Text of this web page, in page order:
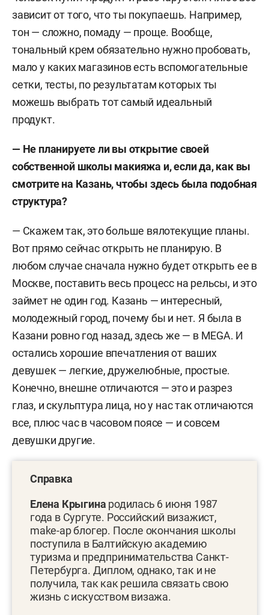
зависит от того, что ты покупаешь. Например,
тон — сложно, помаду — проще. Вообще,
тональный крем обязательно нужно пробовать,
мало у каких магазинов есть вспомогательные
сетки, тесты, по результатам которых ты
можешь выбрать тот самый идеальный
продукт.
— Не планируете ли вы открытие своей
собственной школы макияжа и, если да, как вы
смотрите на Казань, чтобы здесь была подобная
структура?
— Скажем так, это больше вялотекущие планы.
Вот прямо сейчас открыть не планирую. В
любом случае сначала нужно будет открыть ее в
Москве, поставить весь процесс на рельсы, и это
займет не один год. Казань — интересный,
молодежный город, почему бы и нет. Я была в
Казани ровно год назад, здесь же — в MEGA. И
остались хорошие впечатления от ваших
девушек — легкие, дружелюбные, простые.
Конечно, внешне отличаются — это и разрез
глаз, и скульптура лица, но у нас так отличаются
все, плюс час в часовом поясе — и совсем
девушки другие.
Справка
Елена Крыгина родилась 6 июня 1987
года в Сургуте. Российский визажист,
make-ap блогер. После окончания школы
поступила в Балтийскую академию
туризма и предпринимательства Санкт-
Петербурга. Диплом, однако, так и не
получила, так как решила связать свою
жизнь с искусством визажа.